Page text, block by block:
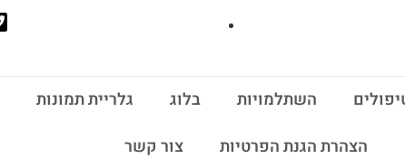
השתלמויות בלוג גלריית תמונות
הצהרת הגנת הפרטיות
צור קשר